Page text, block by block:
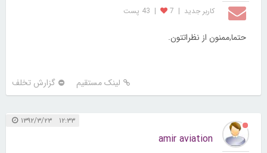
کاربر جديد |
7
| 43 پست
حتما,ممنون از نظراتتون.
لینک مستقیم گزارش تخلف
۱۲:۳۳ ۱۳۹۲/۳/۲۳
amir aviation